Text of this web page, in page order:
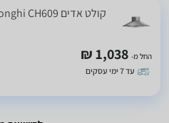
קולט אדים Delonghi CH609 דה לונגי
החל מ- 1,038 ₪
עד 7 ימי עסקים